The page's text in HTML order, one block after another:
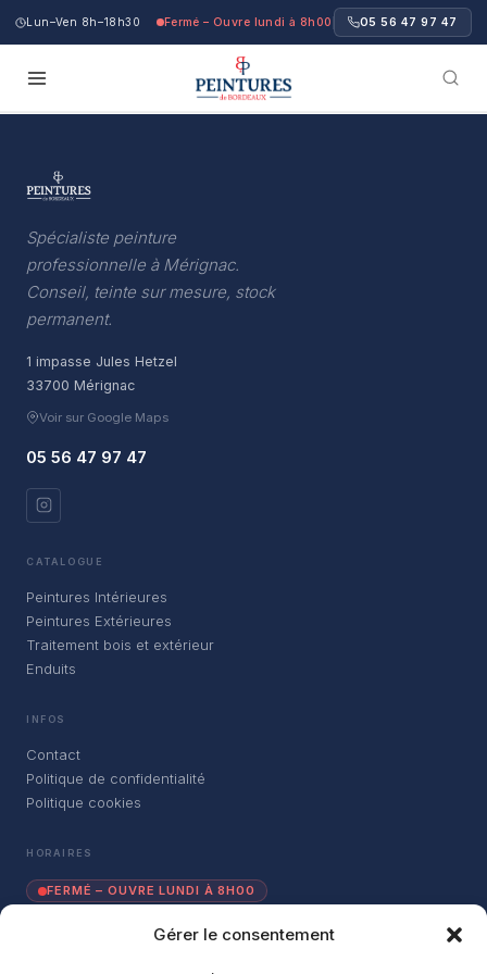
Gérer le consentement
Lun–Ven 8h–18h30 Fermé – Ouvre lundi à 8h00 05 56 47 97 47
Spécialiste peinture
professionnelle à Mérignac.
Conseil, teinte sur mesure, stock
permanent.
1 impasse Jules Hetzel
33700 Mérignac
Voir sur Google Maps
05 56 47 97 47
CATALOGUE
Peintures Intérieures
Peintures Extérieures
Traitement bois et extérieur
Enduits
INFOS
Contact
Politique de confidentialité
Politique cookies
HORAIRES
FERMÉ – OUVRE LUNDI À 8H00
08:00 – 18:30